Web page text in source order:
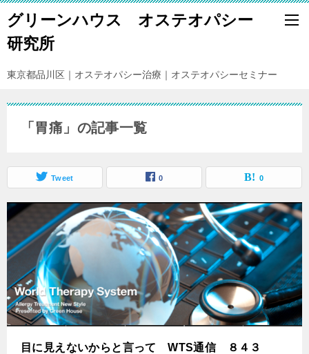
グリーンハウス オステオパシー
研究所
東京都品川区｜オステオパシー治療｜オステオパシーセミナー
「胃痛」の記事一覧
Tweet 0 0
目に見えないからと言って WTS通信 ８４３